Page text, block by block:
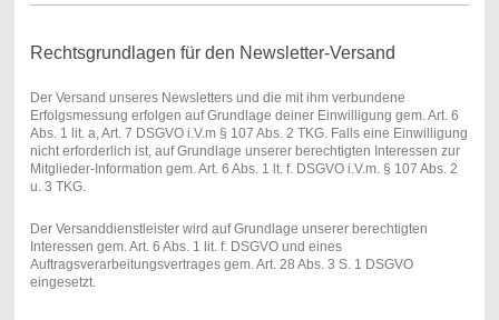
Rechtsgrundlagen für den Newsletter-Versand
Der Versand unseres Newsletters und die mit ihm verbundene
Erfolgsmessung erfolgen auf Grundlage deiner Einwilligung gem. Art. 6
Abs. 1 lit. a, Art. 7 DSGVO i.V.m § 107 Abs. 2 TKG. Falls eine Einwilligung
nicht erforderlich ist, auf Grundlage unserer berechtigten Interessen zur
Mitglieder-Information gem. Art. 6 Abs. 1 lt. f. DSGVO i.V.m. § 107 Abs. 2
u. 3 TKG.
Der Versanddienstleister wird auf Grundlage unserer berechtigten
Interessen gem. Art. 6 Abs. 1 lit. f. DSGVO und eines
Auftragsverarbeitungsvertrages gem. Art. 28 Abs. 3 S. 1 DSGVO
eingesetzt.